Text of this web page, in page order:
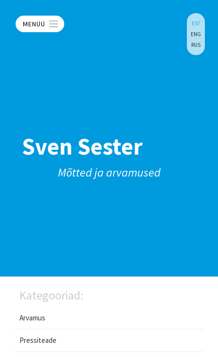
MENÜÜ
EST
ENG
RUS
Sven Sester
Mõtted ja arvamused
Kategooriad:
Arvamus
Pressiteade